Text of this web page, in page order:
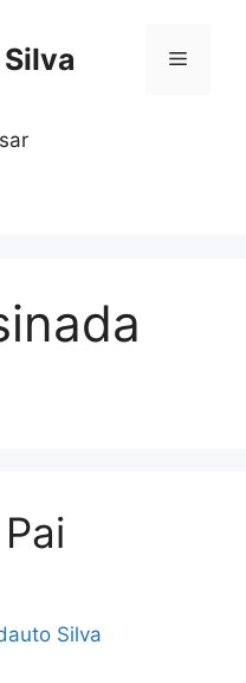
Menu
Silva